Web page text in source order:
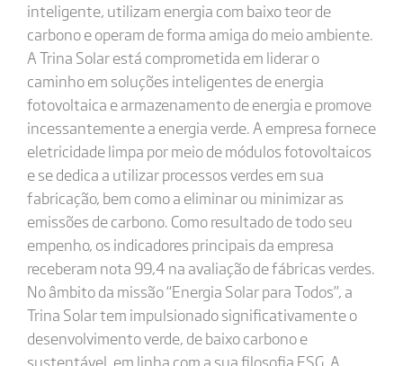
inteligente, utilizam energia com baixo teor de
carbono e operam de forma amiga do meio ambiente.
A Trina Solar está comprometida em liderar o
caminho em soluções inteligentes de energia
fotovoltaica e armazenamento de energia e promove
incessantemente a energia verde. A empresa fornece
eletricidade limpa por meio de módulos fotovoltaicos
e se dedica a utilizar processos verdes em sua
fabricação, bem como a eliminar ou minimizar as
emissões de carbono. Como resultado de todo seu
empenho, os indicadores principais da empresa
receberam nota 99,4 na avaliação de fábricas verdes.
No âmbito da missão “Energia Solar para Todos”, a
Trina Solar tem impulsionado significativamente o
desenvolvimento verde, de baixo carbono e
sustentável, em linha com a sua filosofia ESG. A